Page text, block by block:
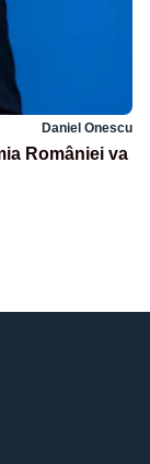
Daniel Onescu
României va